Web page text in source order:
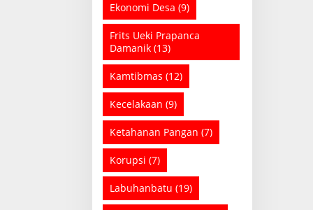
Ekonomi Desa (9)
Frits Ueki Prapanca
Damanik (13)
Kamtibmas (12)
Kecelakaan (9)
Ketahanan Pangan (7)
Korupsi (7)
Labuhanbatu (19)